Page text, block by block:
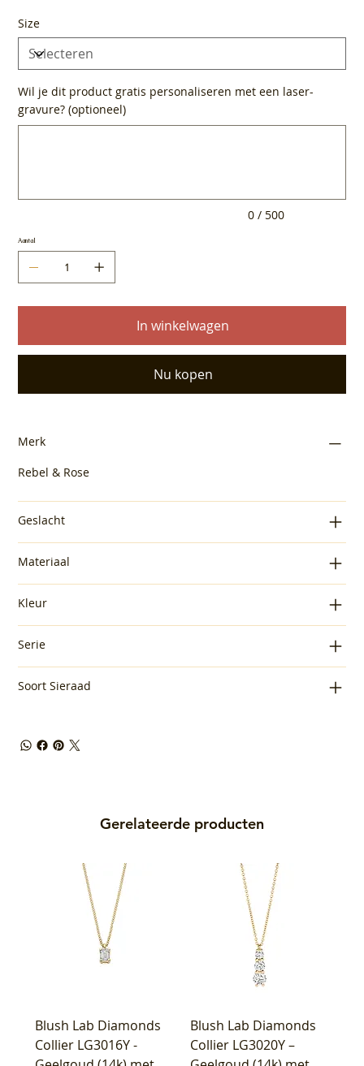
Size
Wil je dit product gratis personaliseren met een laser-
gravure? (optioneel)
0 / 500
Aantal
In winkelwagen
Nu kopen
Merk
Rebel & Rose
Geslacht
Materiaal
Kleur
Serie
Soort Sieraad
Gerelateerde producten
Blush Lab Diamonds
Collier LG3016Y -
Blush Lab Diamonds
Collier LG3020Y –